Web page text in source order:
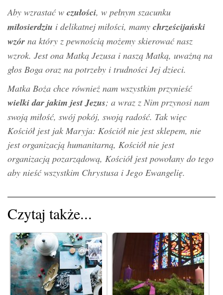
Aby wzrastać w czułości, w pełnym szacunku
miłosierdziu i delikatnej miłości, mamy chrześcijański
wzór na który z pewnością możemy skierować nasz
wzrok. Jest ona Matką Jezusa i naszą Matką, uważną na
głos Boga oraz na potrzeby i trudności Jej dzieci.
Matka Boża chce również nam wszystkim przynieść
wielki dar jakim jest Jezus; a wraz z Nim przynosi nam
swoją miłość, swój pokój, swoją radość. Tak więc
Kościół jest jak Maryja: Kościół nie jest sklepem, nie
jest organizacją humanitarną, Kościół nie jest
organizacją pozarządową, Kościół jest powołany do tego
aby nieść wszystkim Chrystusa i Jego Ewangelię.
Czytaj także...